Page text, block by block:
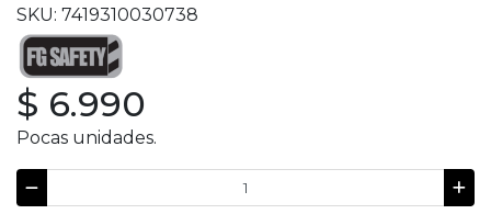
SKU: 7419310030738
$ 6.990
Pocas unidades.